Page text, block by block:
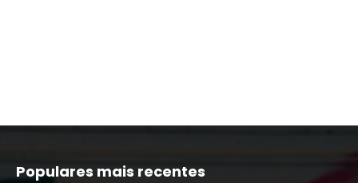
Populares mais recentes